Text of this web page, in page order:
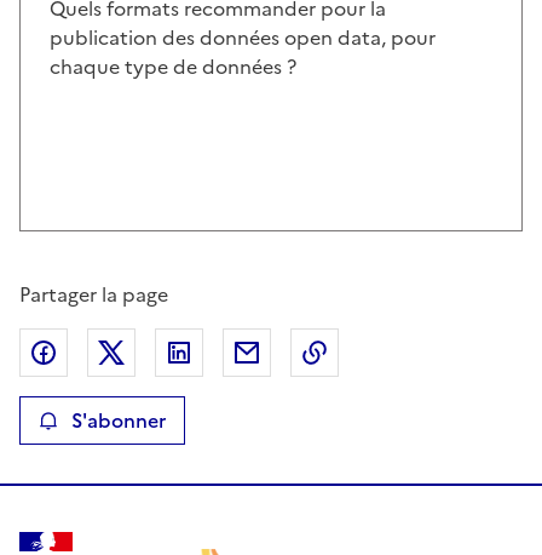
Quels formats recommander pour la
publication des données open data, pour
chaque type de données ?
Partager la page
Partager sur Facebook
Partager sur XPartager sur LinkedIn
Partager par email
S'abonner